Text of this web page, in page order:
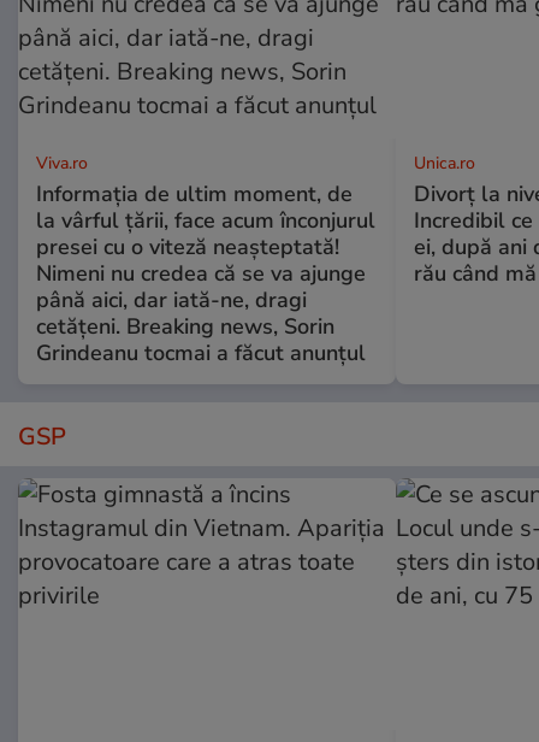
Viva.ro
Informația de ultim moment, de
la vârful țării, face acum înconjurul
presei cu o viteză neașteptată!
Nimeni nu credea că se va ajunge
până aici, dar iată-ne, dragi
cetățeni. Breaking news, Sorin
Grindeanu tocmai a făcut anunțul
Unica.ro
Divorț la
Incredibil
ei, după ani
rău când
GSP